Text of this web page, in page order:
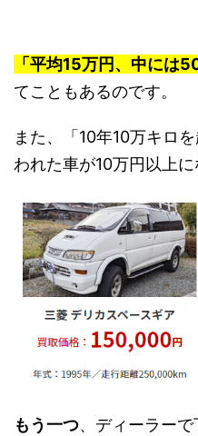
「平均15万円、中には
てこともあるのです。
また、「10年10万キロ
われた車が10万円以上に
もう一つ、ディーラー